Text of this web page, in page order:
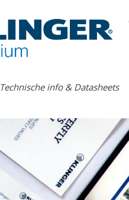
Technische info & Datasheets